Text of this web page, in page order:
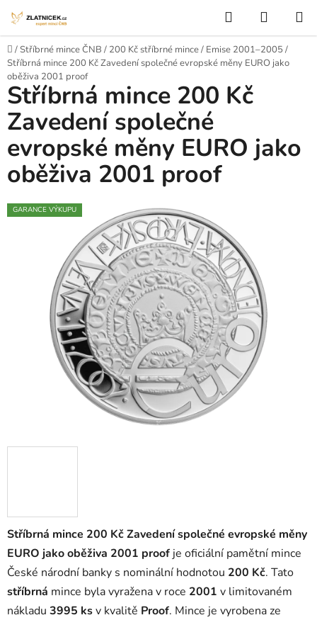
Hledat
Domů
/Stříbrné mince ČNB / 200 Kč stříbrné mince/ Emise 2001–2005/
Stříbrná mince 200 Kč Zavedení společné evropské měny EURO jako
oběživa 2001 proof
Stříbrná mince 200 Kč Zavedení společné evropské měny
EURO jako oběživa 2001 proof je oficiální pamětní mince
České národní banky s nominální hodnotou 200 Kč. Tato
stříbrná mince byla vyražena v roce 2001 v limitovaném
nákladu 3995 ksv kvalitě Proof. Mince je vyrobena ze
Stříbrná mince 200 Kč
Zavedení společné
evropské měny EURO jako
oběživa 2001 proof
GARANCE VÝKUPU